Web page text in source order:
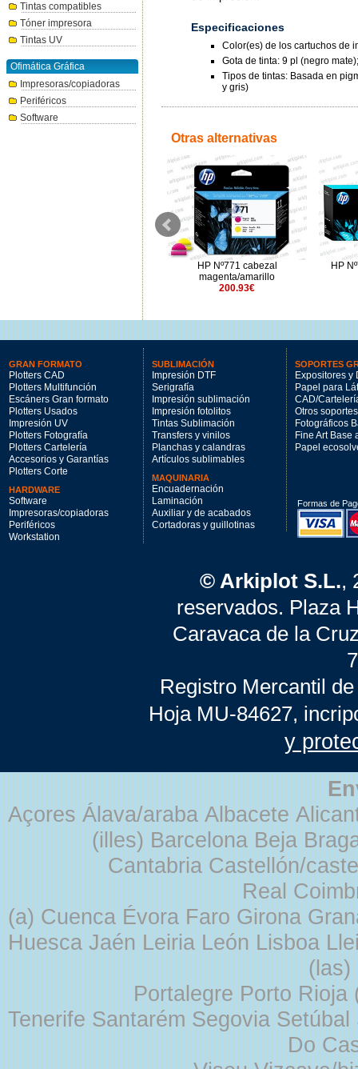
Tintas compatibles
Tóner impresora
Tintas UV
Ofimática Gráfica
Impresoras/copiadoras
Periféricos
Software
Especificaciones
Color(es) de los cartuchos de
Gota de tinta: 9 pl (negro
Tipos de tintas: Basada en
y gris)
Otras alternativas
HP Nº771 cabezal
magenta/amarillo
200.93€
HP
GRAN FORMATO
Plotters CAD
Plotters Multifunción
Escáners Gran formato
Plotters Usados
Impresión UV
Plotters Fotografía
Plotters Cartelería
Accesorios y Garantías
Plotters Corte
HARDWARE
Software
Impresoras/copiadoras
Periféricos
Workstation
SUBLIMACIÓN
Impresión DTF
Serigrafía
Impresión sublimación
Impresión fotolitos
Tintas Sublimación
Transfers y vinilos
Planchas y calandras
Artículos sublimables
MAQUINARIA
Encuadernación
Laminación
Auxiliar y de acabados
Cortadoras y guillotinas
SOPORTES
Expositores y
Papel para
CAD/
Otros soportes
Fotográficos
Fine Art Base
Papel
Formas de
© Arkiplot S.L.,
reservados. Plaza
Caravaca de la
Registro Mercantil
Hoja MU-84627,
y
Açores Álava/araba Albacete
(illes) Barcelona Beja
Cantabria Castellón/
Real
(a) Cuenca Évora Faro Girona
Huesca Jaén Leiria León Lisboa
Portalegre Porto
Tenerife Santarém Segovia
Do